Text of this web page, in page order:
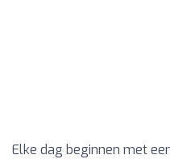
Elke dag beginnen met